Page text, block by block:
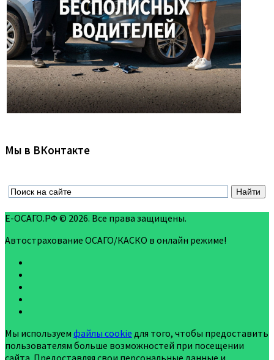
Мы в ВКонтакте
Е-ОСАГО.РФ © 2026. Все права защищены.
Автострахование ОСАГО/КАСКО в онлайн режиме!
Мы используем файлы cookie для того, чтобы предоставить
пользователям больше возможностей при посещении
сайта. Предоставляя свои персональные данные и